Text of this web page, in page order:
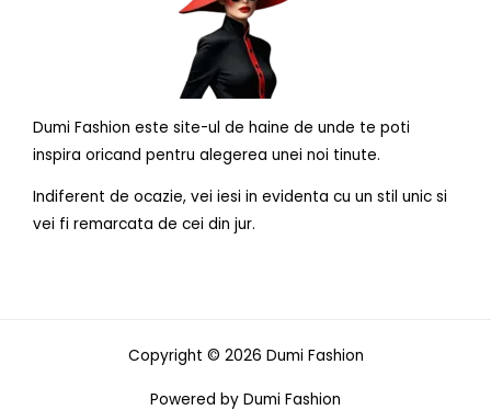
Dumi Fashion este site-ul de haine de unde te poti
inspira oricand pentru alegerea unei noi tinute.
Indiferent de ocazie, vei iesi in evidenta cu un stil unic si
vei fi remarcata de cei din jur.
Copyright © 2026 Dumi Fashion
Powered by Dumi Fashion